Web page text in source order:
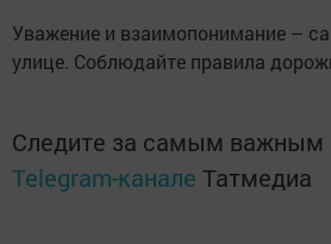
Уважение и взаимопонимание –
улице. Соблюдайте правила
Следите за самым важным
Telegram-канале Татмедиа